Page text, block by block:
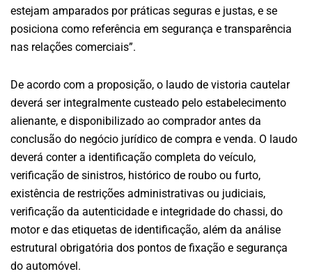
estejam amparados por práticas seguras e justas, e se
posiciona como referência em segurança e transparência
nas relações comerciais”.
De acordo com a proposição, o laudo de vistoria cautelar
deverá ser integralmente custeado pelo estabelecimento
alienante, e disponibilizado ao comprador antes da
conclusão do negócio jurídico de compra e venda. O laudo
deverá conter a identificação completa do veículo,
verificação de sinistros, histórico de roubo ou furto,
existência de restrições administrativas ou judiciais,
verificação da autenticidade e integridade do chassi, do
motor e das etiquetas de identificação, além da análise
estrutural obrigatória dos pontos de fixação e segurança
do automóvel.